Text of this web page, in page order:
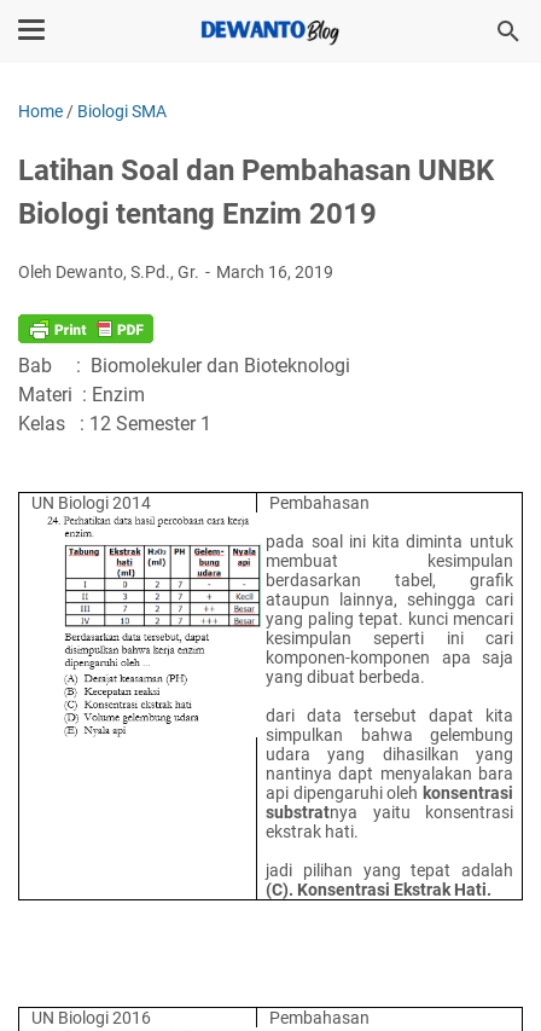
Home / Biologi SMA
Latihan Soal dan Pembahasan UNBK
Biologi tentang Enzim 2019
Oleh Dewanto, S.Pd., Gr. March 16, 2019
Bab : Biomolekuler dan Bioteknologi
Materi : Enzim
Kelas : 12 Semester 1
UN Biologi 2014
Pembahasan
pada soal ini kita diminta untuk
membuat kesimpulan
berdasarkan tabel, grafik
ataupun lainnya, sehingga cari
yang paling tepat. kunci mencari
kesimpulan seperti ini cari
komponen-komponen apa saja
yang dibuat berbeda.
dari data tersebut dapat kita
simpulkan bahwa gelembung
udara yang dihasilkan yang
nantinya dapt menyalakan bara
api dipengaruhi oleh konsentrasi
substratnya yaitu konsentrasi
ekstrak hati.
jadi pilihan yang tepat adalah
(C). Konsentrasi Ekstrak Hati.
UN Biologi 2016
Pembahasan